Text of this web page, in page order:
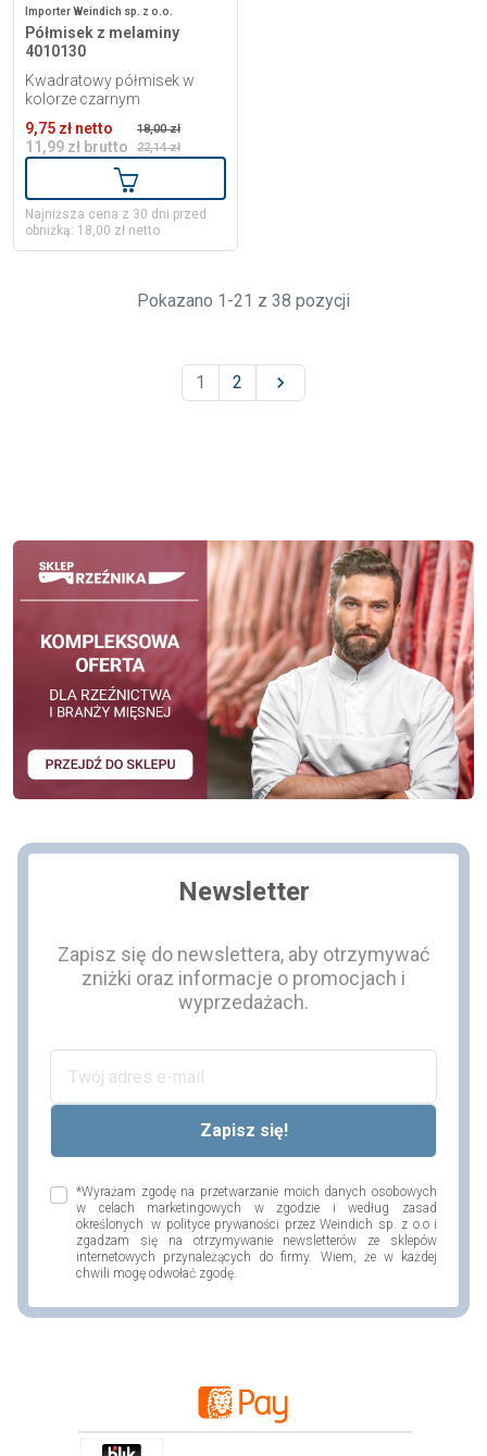
Importer Weindich sp. z o.o.
Półmisek z melaminy
4010130
Kwadratowy półmisek w
kolorze czarnym
9,75 zł netto
11,99 zł brutto
18,00 zł
22,14 zł
Dodaj do koszyka
Najniższa cena z 30 dni przed
obniżką: 18,00 zł netto
Pokazano 1-21 z 38 pozycji
1 2 
Newsletter
Zapisz się do newslettera, aby otrzymywać
zniżki oraz informacje o promocjach i
wyprzedażach.
*Wyrażam zgodę na przetwarzanie moich danych osobowych
w celach marketingowych w zgodzie i według zasad
określonych w polityce prywaności przez Weindich sp. z o.o i
zgadzam się na otrzymywanie newsletterów ze sklepów
internetowych przynależących do firmy. Wiem, że w każdej
chwili mogę odwołać zgodę.